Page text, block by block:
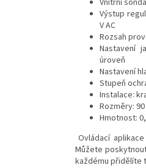
Výstup
V AC
Rozsah
Nastavení
úroveň
Nastavení
Stupeň
Instalace:
Rozměry: 90
Hmotnost:
Ovládací
Můžete
každému přidělíte